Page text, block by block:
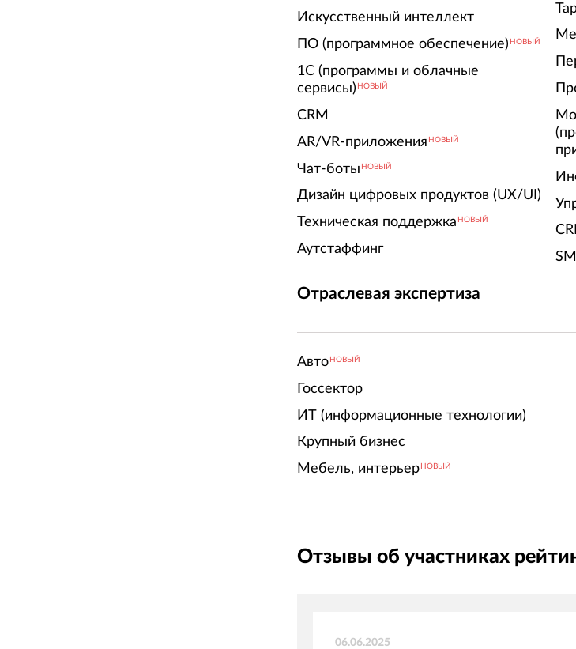
Искусственный интеллект
ПО (программное обеспечение) НОВЫЙ
1С (программы и облачные
сервисы) НОВЫЙ
CRM
AR/VR-приложения НОВЫЙ
Чат-боты НОВЫЙ
Дизайн цифровых продуктов (UX/UI)
Техническая поддержка НОВЫЙ
Аутстаффинг
Отраслевая экспертиза
Авто НОВЫЙ
Госсектор
ИТ (информационные технологии)
Крупный бизнес
Мебель, интерьер НОВЫЙ
Отзывы об участниках
06.06.2025